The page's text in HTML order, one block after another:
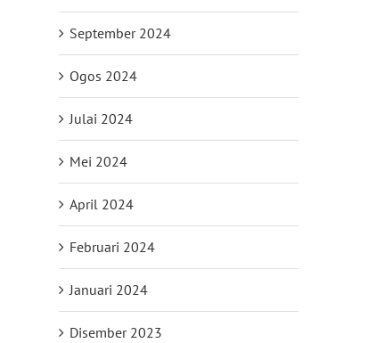
September 2024
Ogos 2024
Julai 2024
Mei 2024
April 2024
Februari 2024
Januari 2024
Disember 2023